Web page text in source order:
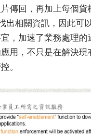
傳回，再加上每個貨
出相關資訊，因此可
，加速了業務處理的
用，不只是在解決現
。